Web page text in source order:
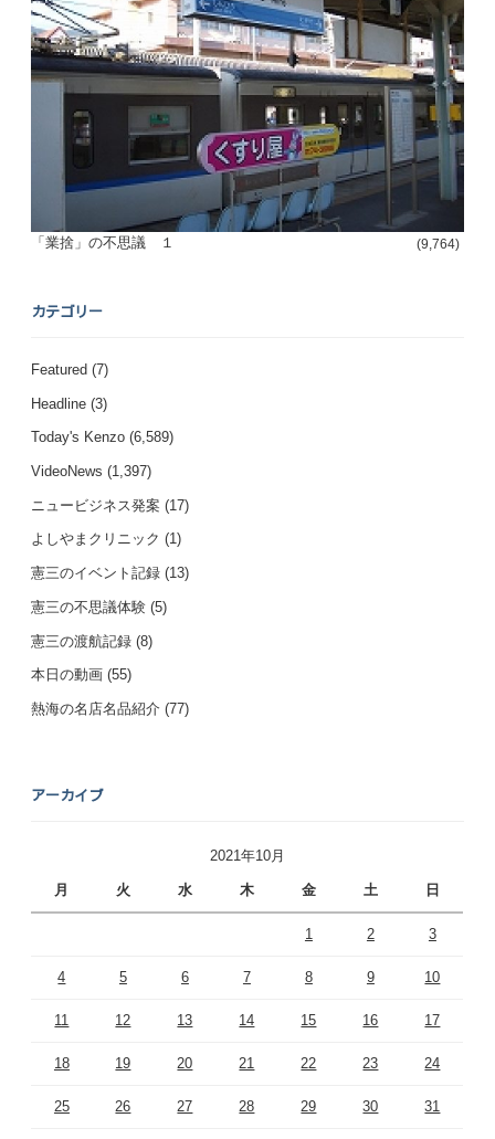
「業捨」の不思議 １ (9,764)
カテゴリー
Featured (7)
Headline (3)
Today's Kenzo (6,589)
VideoNews (1,397)
ニュービジネス発案 (17)
よしやまクリニック (1)
憲三のイベント記録 (13)
憲三の不思議体験 (5)
憲三の渡航記録 (8)
本日の動画 (55)
熱海の名店名品紹介 (77)
アーカイブ
2021年10月
月 火 水 木 金 土 日
1 2 3
4 5 6 7 8 9 10
11 12 13 14 15 16 17
18 19 20 21 22 23 24
25 26 27 28 29 30 31